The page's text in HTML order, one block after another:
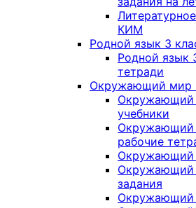
КИМ
Родной язык 3
Родной язык
тетради
Окружающий мир
Окружающий
учебники
Окружающий
рабочие
Окружающий
Окружающий
задания
Окружающий